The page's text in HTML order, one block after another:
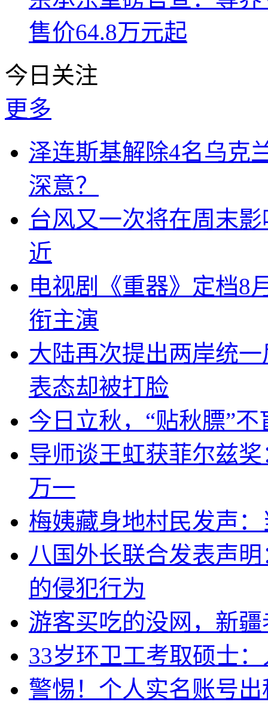
售价64.8万元起
今日关注
更多
泽连斯基解除4名乌克
深意？
台风又一次将在周末
近
电视剧《重器》定档8
衔主演
大陆再次提出两岸统
表态却被打脸
今日立秋，“贴秋膘”不
导师谈王虹获菲尔兹
万一
梅姨藏身地村民发声
八国外长联合发表声
的侵犯行为
游客买吃的没网，新
33岁环卫工考取硕士
警惕！个人实名账号